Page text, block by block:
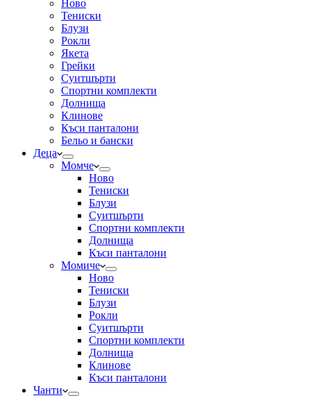
Ново
Тениски
Блузи
Рокли
Якета
Грейки
Суитшърти
Спортни комплекти
Долнища
Клинове
Къси панталони
Бельо и бански
Деца
Момче
Ново
Тениски
Блузи
Суитшърти
Спортни комплекти
Долнища
Къси панталони
Момиче
Ново
Тениски
Блузи
Рокли
Суитшърти
Спортни комплекти
Долнища
Клинове
Къси панталони
Чанти